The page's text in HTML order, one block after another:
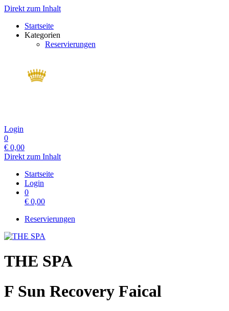
Direkt zum Inhalt
Startseite
Kategorien
Reservierungen
Login
0
€ 0,00
Direkt zum Inhalt
Startseite
Login
0
€ 0,00
Reservierungen
THE SPA
F Sun Recovery Faical